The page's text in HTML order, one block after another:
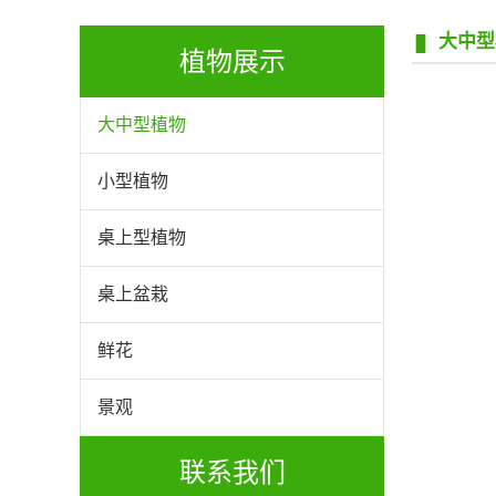
植物展示
大中型植物
小型植物
桌上型植物
桌上盆栽
鲜花
景观
联系我们
大中